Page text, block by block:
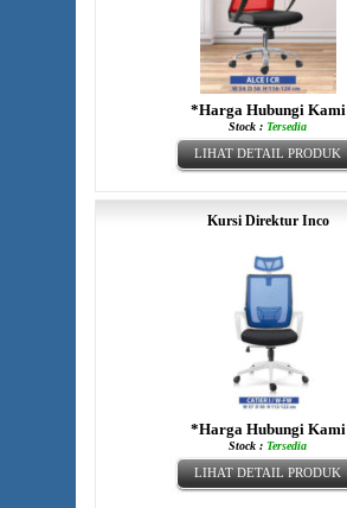
*Harga Hubungi Kami
Stock : Tersedia
LIHAT DETAIL PRODUK
Kursi Direktur Inco
*Harga Hubungi Kami
Stock : Tersedia
LIHAT DETAIL PRODUK